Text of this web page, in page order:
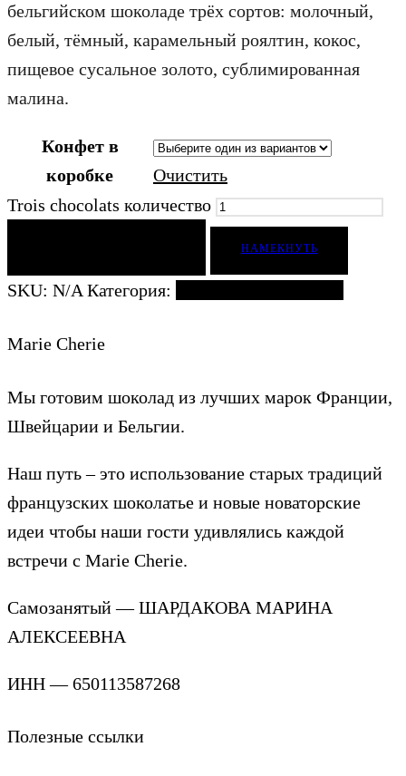
бельгийском шоколаде трёх сортов: молочный,
белый, тёмный, карамельный роялтин, кокос,
пищевое сусальное золото, сублимированная
малина.
Конфет в
коробке
Очистить
Trois chocolats количество
НАМЕКНУТЬ
SKU: N/A Категория:
Marie Cherie
Мы готовим шоколад из лучших марок Франции,
Швейцарии и Бельгии.
Наш путь – это использование старых традиций
французских шоколатье и новые новаторские
идеи чтобы наши гости удивлялись каждой
встречи с Marie Cherie.
Самозанятый — ШАРДАКОВА МАРИНА
АЛЕКСЕЕВНА
ИНН — 650113587268
Полезные ссылки